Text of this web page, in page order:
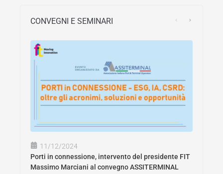
CONVEGNI E SEMINARI
11/12/2024
Porti in connessione, intervento del presidente FIT
Massimo Marciani al convegno ASSITERMINAL